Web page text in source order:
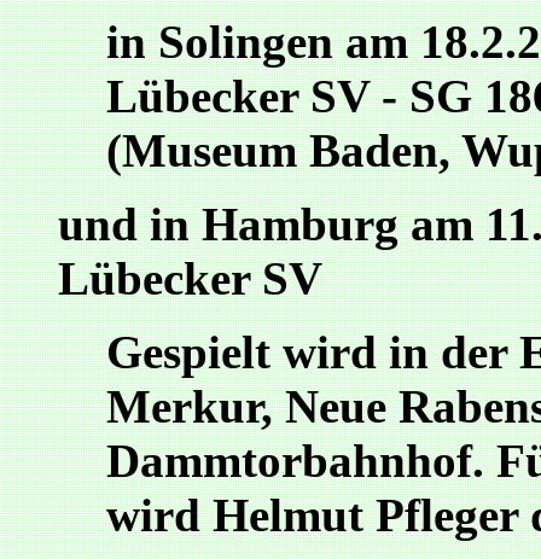
in Solingen am
Lübecker SV - SG
(Museum Baden,
und in Hamburg am
Lübecker SV
Gespielt wird in der
Merkur, Neue
Dammtorbahnhof.
wird Helmut Pfleger